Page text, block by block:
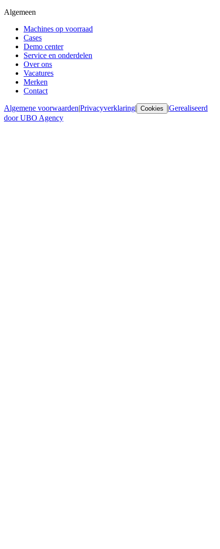
Algemeen
Machines op voorraad
Cases
Demo center
Service en onderdelen
Over ons
Vacatures
Merken
Contact
Algemene voorwaarden|Privacyverklaring| Cookies |Gerealiseerd
door UBO Agency